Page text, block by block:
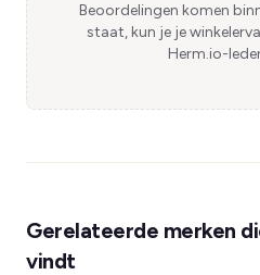
Beoordelingen komen
staat, kun je je
Herm.io-
Gerelateerde merken
vindt